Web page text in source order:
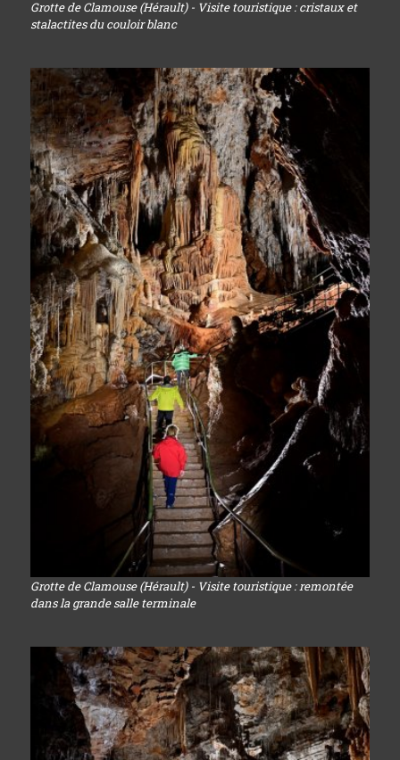
Grotte de Clamouse (Hérault) - Visite touristique : cristaux et
stalactites du couloir blanc
Grotte de Clamouse (Hérault) - Visite touristique : remontée
dans la grande salle terminale